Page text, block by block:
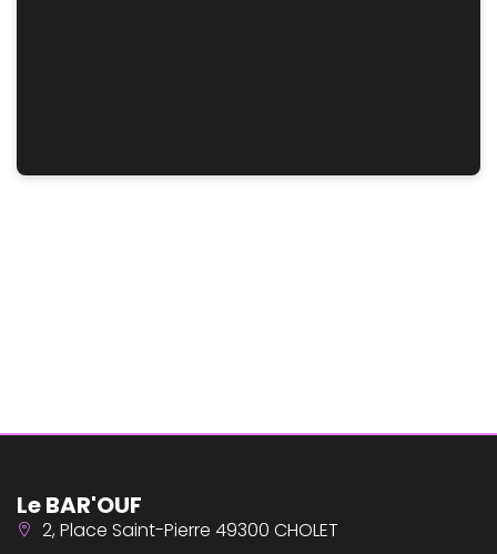
Le BAR'OUF
2, Place Saint-Pierre 49300 CHOLET